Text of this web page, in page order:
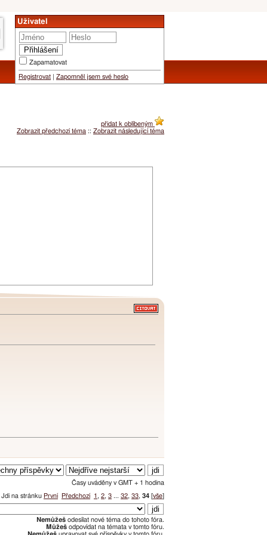
Uživatel
Zapamatovat
Registrovat Zapomněl jsem své heslo
přidat k oblíbeným
Zobrazit předchozí téma :: Zobrazit následující téma
Časy uváděny v GMT + 1 hodina
Jdi na stránku První Předchozí 1 , 2, 3 ... 32, 33, 34 [vše]
Nemůžeš odesílat nové téma do tohoto fóra.
Můžeš odpovídat na témata v tomto fóru.